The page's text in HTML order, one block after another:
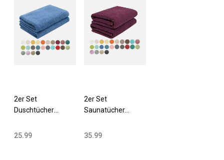
2er Set
Duschtücher
Baumwolle 420
25.99
2er Set
Saunatücher
Baumwolle 420
35.99